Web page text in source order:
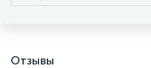
Отзывы